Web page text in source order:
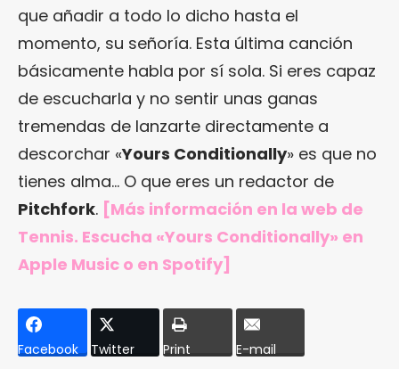
que añadir a todo lo dicho hasta el
momento, su señoría. Esta última canción
básicamente habla por sí sola. Si eres capaz
de escucharla y no sentir unas ganas
tremendas de lanzarte directamente a
descorchar «Yours Conditionally» es que no
tienes alma… O que eres un redactor de
Pitchfork. [Más información en la web de
Tennis. Escucha «Yours Conditionally» en
Apple Music o en Spotify]
Facebook Twitter Print E-mail